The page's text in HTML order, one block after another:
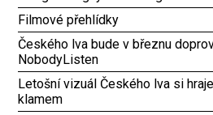
Filmové přehlídky
Českého lva bude v březnu
NobodyListen
Letošní vizuál Českého lva si
klamem